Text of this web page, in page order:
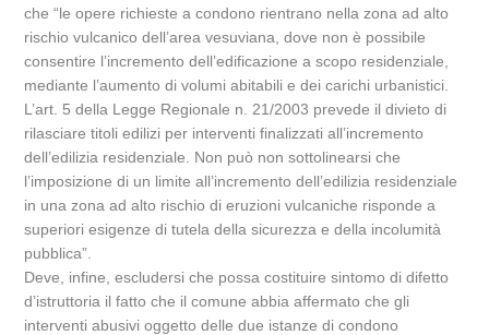
che “le opere richieste a condono rientrano nella zona ad alto
rischio vulcanico dell’area vesuviana, dove non è possibile
consentire l’incremento dell’edificazione a scopo residenziale,
mediante l’aumento di volumi abitabili e dei carichi urbanistici.
L’art. 5 della Legge Regionale n. 21/2003 prevede il divieto di
rilasciare titoli edilizi per interventi finalizzati all’incremento
dell’edilizia residenziale. Non può non sottolinearsi che
l’imposizione di un limite all’incremento dell’edilizia residenziale
in una zona ad alto rischio di eruzioni vulcaniche risponde a
superiori esigenze di tutela della sicurezza e della incolumità
pubblica”.
Deve, infine, escludersi che possa costituire sintomo di difetto
d’istruttoria il fatto che il comune abbia affermato che gli
interventi abusivi oggetto delle due istanze di condono